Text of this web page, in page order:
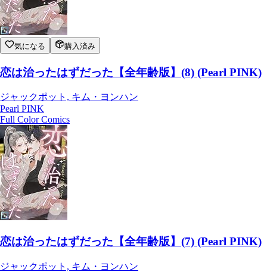
気になる 購入済み
恋は治ったはずだった【全年齢版】(8) (Pearl PINK)
ジャックポット, キム・ヨンハン
Pearl PINK
Full Color Comics
恋は治ったはずだった【全年齢版】(7) (Pearl PINK)
ジャックポット, キム・ヨンハン